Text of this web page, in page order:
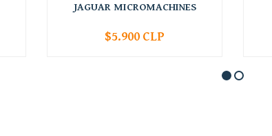
JAGUAR MICROMACHINES
+
$5.900 CLP